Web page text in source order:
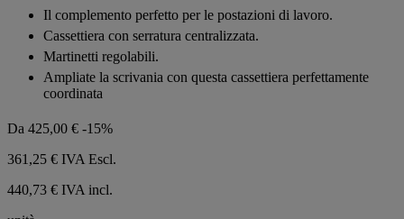
stelle.
Il complemento perfetto per le postazioni di lavoro.
Cassettiera con serratura centralizzata.
Martinetti regolabili.
Ampliate la scrivania con questa cassettiera perfettamente
coordinata
Da 425,00 € -15%
361,25 € IVA Escl.
440,73 € IVA incl.